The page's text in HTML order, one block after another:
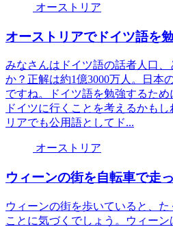
オーストリア
オーストリアでドイツ語を
みなさんはドイツ語の話者人口
か？正解は約1億3000万人。日本
ですね。ドイツ語を勉強するた
ドイツに行くことを考えるかも
リアでも公用語としてド...
オーストリア
ウィーンの街を自転車で走
ウィーンの街を歩いていると、
ことに気づくでしょう。ウィーン